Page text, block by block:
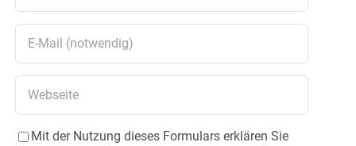
Mit der Nutzung dieses Formulars erklären Sie